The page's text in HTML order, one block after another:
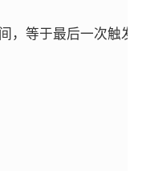
间，等于最后一次触发